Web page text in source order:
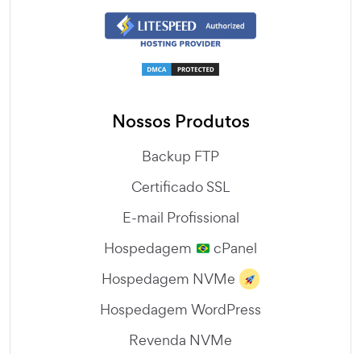
Nossos Produtos
Backup FTP
Certificado SSL
E-mail Profissional
Hospedagem
cPanel
Hospedagem NVMe
Hospedagem WordPress
Revenda NVMe